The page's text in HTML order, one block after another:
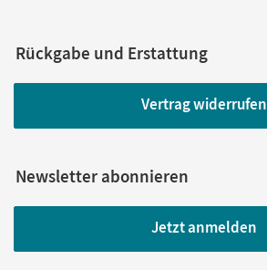
Rückgabe und Erstattung
Vertrag widerrufen
Newsletter abonnieren
Jetzt anmelden